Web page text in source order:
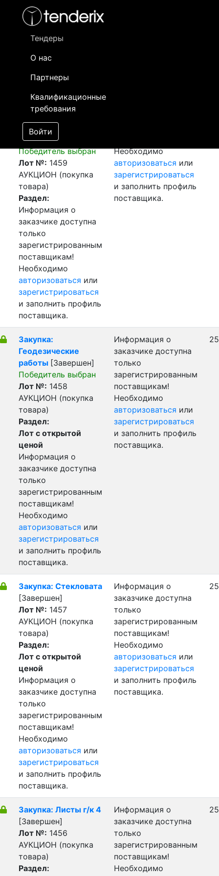
Тендеры
О нас
Партнеры
Квалификационные
требования
Войти
- активный лот
- сохраненный лот (не опубликован)
Перевозка
(г.Кирххундем,
Германия - г.
Шымкент, РК)
[Завершен]
Победитель выбран
Лот №: 1459
АУКЦИОН (покупка
товара)
Раздел:
Информация о
заказчике доступна
только
зарегистрированным
поставщикам!
Необходимо
авторизоваться или
зарегистрироваться
и заполнить профиль
поставщика.
Необходимо
авторизоваться или
зарегистрироваться
и заполнить профиль
поставщика.
Закупка:
Геодезические
работы [Завершен]
Победитель выбран
Лот №: 1458
АУКЦИОН (покупка
товара)
Раздел:
Лот с открытой
ценой
Информация о
заказчике доступна
только
зарегистрированным
поставщикам!
Необходимо
авторизоваться или
зарегистрироваться
и заполнить профиль
поставщика.
Информация о
заказчике доступна
только
зарегистрированным
поставщикам!
Необходимо
авторизоваться или
зарегистрироваться
и заполнить профиль
поставщика.
Закупка: Стекловата
[Завершен]
Лот №: 1457
АУКЦИОН (покупка
товара)
Раздел:
Лот с открытой
ценой
Информация о
заказчике доступна
только
зарегистрированным
поставщикам!
Необходимо
авторизоваться или
зарегистрироваться
и заполнить профиль
поставщика.
Информация о
заказчике доступна
только
зарегистрированным
поставщикам!
Необходимо
авторизоваться или
зарегистрироваться
и заполнить профиль
поставщика.
Закупка: Листы г/к 4
[Завершен]
Лот №: 1456
АУКЦИОН (покупка
товара)
Раздел:
Информация о
заказчике доступна
только
зарегистрированным
поставщикам!
Необходимо